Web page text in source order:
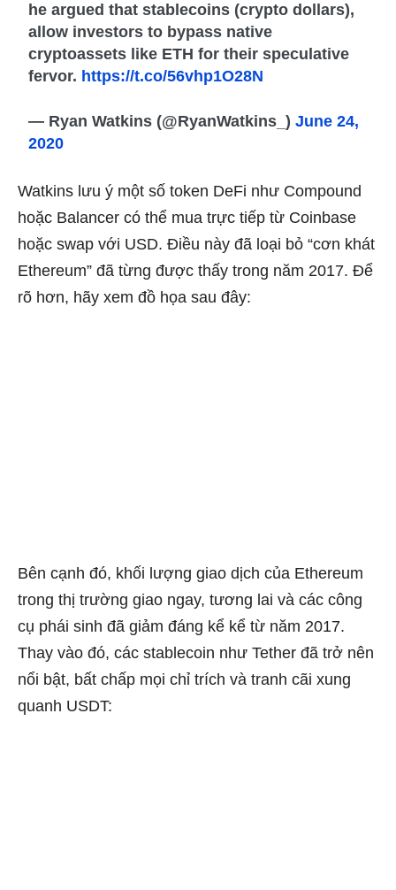
he argued that stablecoins (crypto dollars),
allow investors to bypass native
cryptoassets like ETH for their speculative
fervor. https://t.co/56vhp1O28N
— Ryan Watkins (@RyanWatkins_)June 24,
2020
Watkins lưu ý một số token DeFi như Compound
hoặc Balancer có thể mua trực tiếp từ Coinbase
hoặc swap với USD. Điều này đã loại bỏ “cơn khát
Ethereum” đã từng được thấy trong năm 2017. Để
rõ hơn, hãy xem đồ họa sau đây:
Bên cạnh đó, khối lượng giao dịch của Ethereum
trong thị trường giao ngay, tương lai và các công
cụ phái sinh đã giảm đáng kể kể từ năm 2017.
Thay vào đó, các stablecoin như Tether đã trở nên
nổi bật, bất chấp mọi chỉ trích và tranh cãi xung
quanh USDT: